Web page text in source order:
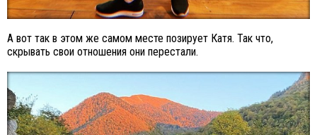
А вот так в этом же самом месте позирует Катя. Так что,
скрывать свои отношения они перестали.